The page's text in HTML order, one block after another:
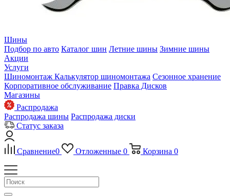
Шины
Подбор по авто Каталог шин Летние шины Зимние шины
Акции
Услуги
Шиномонтаж Калькулятор шиномонтажа Сезонное хранение
Корпоративное обслуживание Правка Дисков
Магазины
Распродажа
Распродажа шины Распродажа диски
Статус заказа
Сравнение0 Отложенные 0 Корзина 0